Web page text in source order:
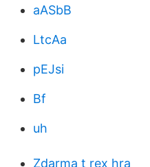
aASbB
LtcAa
pEJsi
Bf
uh
Zdarma t rex hra